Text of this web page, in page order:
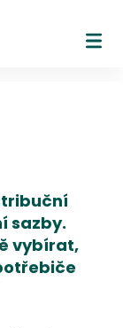
sazby.
vybírat,